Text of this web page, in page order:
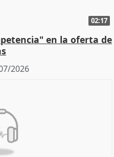
02:17
en la oferta de
2026